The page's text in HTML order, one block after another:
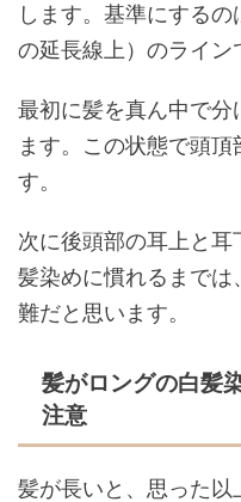
します。基準にする
の延長線上）のライン
最初に髪を真ん中で
ます。この状態で頭
す。
次に後頭部の耳上と
髪染めに慣れるまで
難だと思います。
髪がロングの白髪
注意
髪が長いと、思った以